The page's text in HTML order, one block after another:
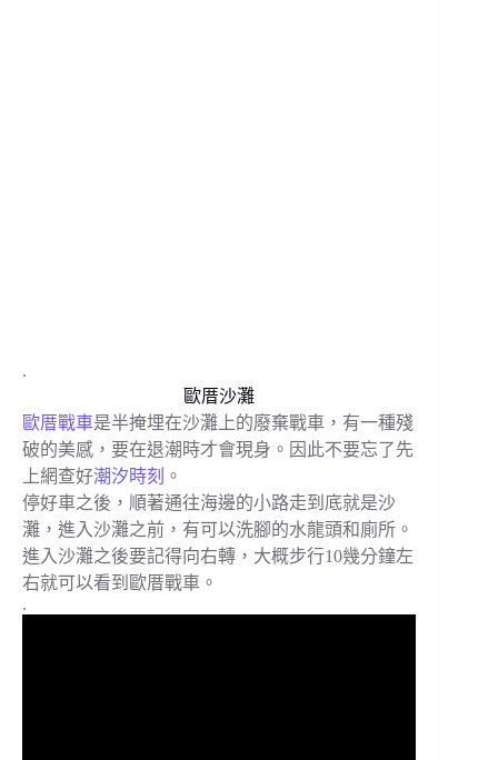
.
歐厝沙灘
歐厝戰車是半掩埋在沙灘上的廢棄戰車，有一種殘
破的美感，要在退潮時才會現身。因此不要忘了先
上網查好潮汐時刻 。
停好車之後，順著通往海邊的小路走到底就是沙
灘，進入沙灘之前，有可以洗腳的水龍頭和廁所。
進入沙灘之後要記得向右轉，大概步行10幾分鐘左
右就可以看到歐厝戰車。
.